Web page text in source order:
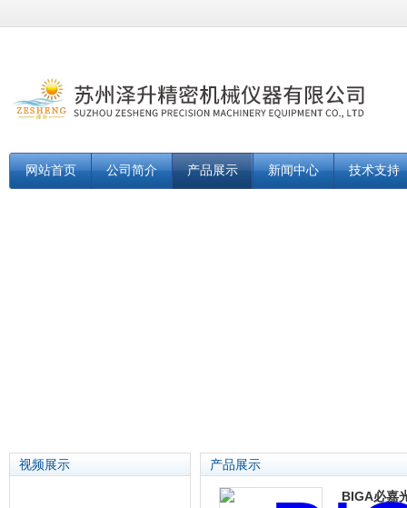
网站首页 公司简介 产品展示 新闻中心 技术支持
视频展示 产品展示
BIGA必嘉